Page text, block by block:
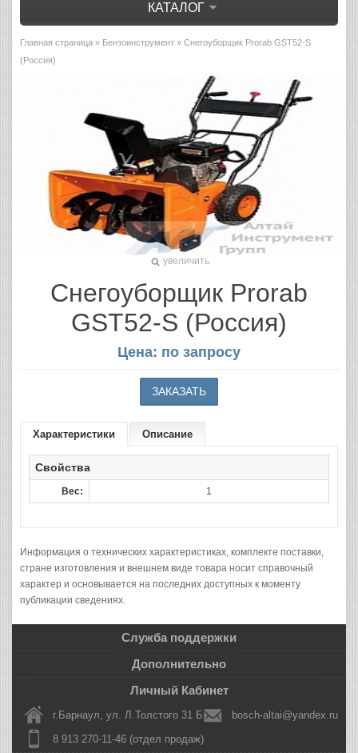
КАТАЛОГ
Главная страница » Бензоинструмент » Снегоуборщик Prorab GST52-S
(Россия)
увеличить
Снегоуборщик Prorab
GST52-S (Россия)
Цена: по запросу
Характеристики Описание
Свойства
Вес: 1
Информация о технических характеристиках, комплекте поставки,
стране изготовления и внешнем виде товара носит справочный
характер и основывается на последних доступных к моменту
публикации сведениях.
Служба поддержки
Дополнительно
Личный Кабинет
г.Барнаул, ул. Л.Толстого 31 Б
bosch-altai@yandex.ru
8 913 270-11-46 (отдел продаж)